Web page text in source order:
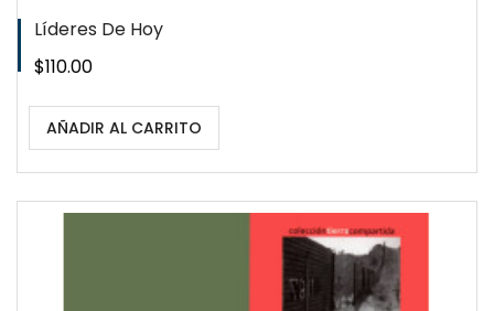
Líderes De Hoy
Precio
$110.00
AÑADIR AL CARRITO